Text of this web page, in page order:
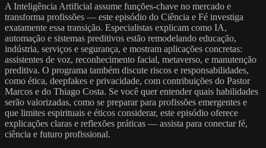
A Inteligência Artificial assume funções-chave no mercado e
transforma profissões — este episódio do Ciência e Fé investiga
exatamente essa transição. Especialistas explicam como IA,
automação e sistemas preditivos estão remodelando educação,
indústria, serviços e segurança, e mostram aplicações concretas:
assistentes de voz, reconhecimento facial, metaverso, e manutenção
preditiva. O programa também discute riscos e responsabilidades,
como ética, deepfakes e privacidade, com contribuições do Pastor
Marcos e do Thiago Costa. Se você quer entender quais habilidades
serão valorizadas, como se preparar para profissões emergentes e
que limites espirituais e éticos considerar, este episódio oferece
explicações claras e reflexões práticas — assista para conectar fé,
ciência e futuro profissional.